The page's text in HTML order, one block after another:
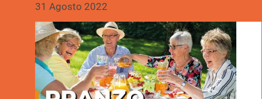
31 Agosto 2022